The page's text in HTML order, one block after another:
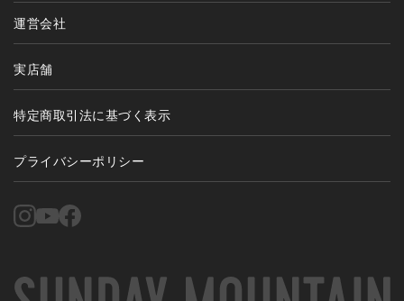
運営会社
実店舗
特定商取引法に基づく表示
プライバシーポリシー